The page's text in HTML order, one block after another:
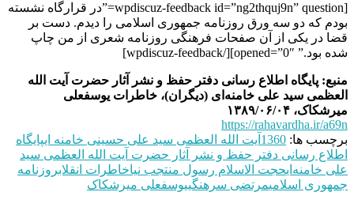
[wpdiscuz-feedback id=”ng2thquj9n” question=”در قرارگاه نشسته
بودم که دو سه ورق روزنامه‌ جمهوری اسلامی را دیدم. دست بر
قضا در یکی از آن صفحات فرهنگی روزنامه شعری از من چاپ
شده بود.” opened=”0″][/wpdiscuz-feedback]
منبع: پایگاه اطلاع رسانی دفتر حفظ و نشر آثار حضرت آیت الله
العظمی سید علی خامنه‌ای (دیگران)، خاطرات یوسفعلی
میرشکاک، ۱۳۸۹/۰۶/۰۴
https://rahavardha.ir/a69n
برچسب ها: 1360 آیت الله العظمی سید علی حسینی خامنه ایپایگاه
اطلاع رسانی دفتر حفظ و نشر آثار حضرت آیت الله العظمی سید
علی خامنه‌ایحجت الاسلام رسول منتجب نیاخاطرات انقلابروزنامه
جمهوری اسلامیمرتضی سرهنگییوسفعلی میرشکاک